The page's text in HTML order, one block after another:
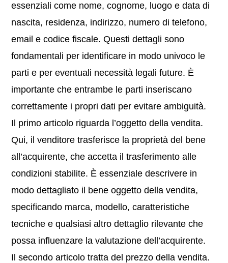
essenziali come nome, cognome, luogo e data di
nascita, residenza, indirizzo, numero di telefono,
email e codice fiscale. Questi dettagli sono
fondamentali per identificare in modo univoco le
parti e per eventuali necessità legali future. È
importante che entrambe le parti inseriscano
correttamente i propri dati per evitare ambiguità.
Il primo articolo riguarda l’oggetto della vendita.
Qui, il venditore trasferisce la proprietà del bene
all’acquirente, che accetta il trasferimento alle
condizioni stabilite. È essenziale descrivere in
modo dettagliato il bene oggetto della vendita,
specificando marca, modello, caratteristiche
tecniche e qualsiasi altro dettaglio rilevante che
possa influenzare la valutazione dell’acquirente.
Il secondo articolo tratta del prezzo della vendita.